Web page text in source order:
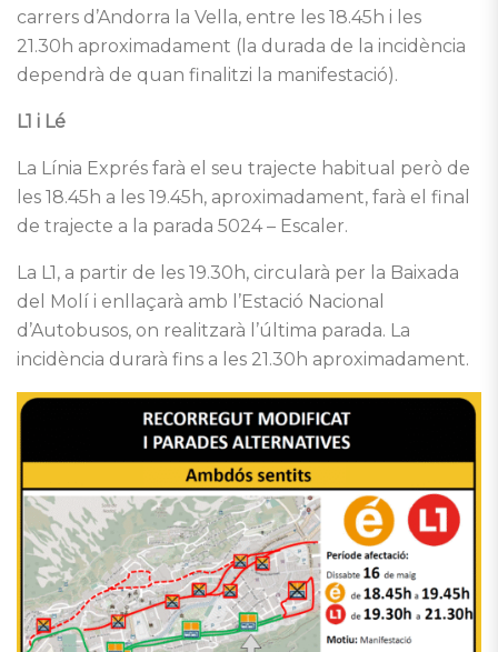
carrers d’Andorra la Vella, entre les 18.45h i les
21.30h aproximadament (la durada de la incidència
dependrà de quan finalitzi la manifestació).
L1 i Lé
La Línia Exprés farà el seu trajecte habitual però de
les 18.45h a les 19.45h, aproximadament, farà el final
de trajecte a la parada 5024 – Escaler.
La L1, a partir de les 19.30h, circularà per la Baixada
del Molí i enllaçarà amb l’Estació Nacional
d’Autobusos, on realitzarà l’última parada. La
incidència durarà fins a les 21.30h aproximadament.